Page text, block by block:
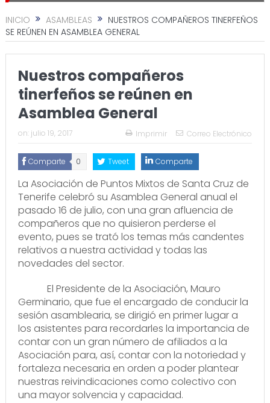
INICIO ASAMBLEAS
NUESTROS COMPAÑEROS TINERFEÑOS
SE REÚNEN EN ASAMBLEA GENERAL
Nuestros compañeros
tinerfeños se reúnen en
Asamblea General
on: julio 19, 2017 Imprimir Correo Electrónico
Comparte 0 Tweet Comparte
La Asociación de Puntos Mixtos de Santa Cruz de
Tenerife celebró su Asamblea General anual el
pasado 16 de julio, con una gran afluencia de
compañeros que no quisieron perderse el
evento, pues se trató los temas más candentes
relativos a nuestra actividad y todas las
novedades del sector.
El Presidente de la Asociación, Mauro
Germinario, que fue el encargado de conducir la
sesión asamblearia, se dirigió en primer lugar a
los asistentes para recordarles la importancia de
contar con un gran número de afiliados a la
Asociación para, así, contar con la notoriedad y
fortaleza necesaria en orden a poder plantear
nuestras reivindicaciones como colectivo con
una mayor solvencia y capacidad.